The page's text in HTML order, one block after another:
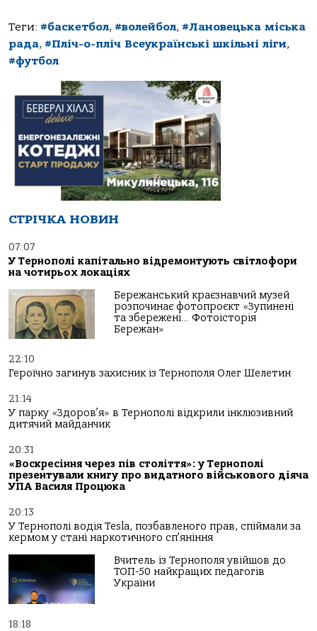
Теги: #баскетбол, #волейбол, #Лановецька міська
рада, #Пліч-о-пліч Всеукраїнські шкільні ліги,
#футбол
СТРІЧКА НОВИН
07:07
У Тернополі капітально відремонтують світлофори
на чотирьох локаціях
Бережанський краєзнавчий музей
розпочинає фотопроєкт «Зупинені
та збережені… Фотоісторія
Бережан»
22:10
Героїчно загинув захисник із Тернополя Олег Шелетин
21:14
У парку «Здоров’я» в Тернополі відкрили інклюзивний
дитячий майданчик
20:31
«Воскресіння через пів століття»: у Тернополі
презентували книгу про видатного військового діяча
УПА Василя Процюка
20:13
У Тернополі водія Tesla, позбавленого прав, спіймали за
кермом у стані наркотичного сп’яніння
Вчитель із Тернополя увійшов до
ТОП-50 найкращих педагогів
України
18:18